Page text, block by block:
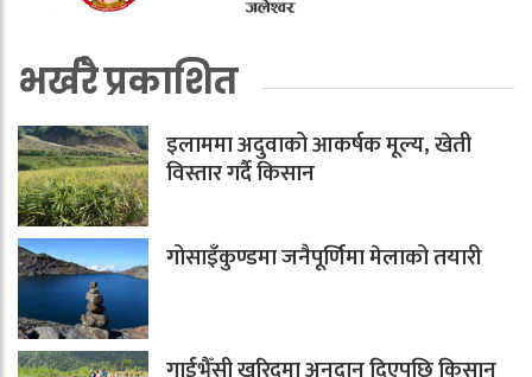
भर्खरै प्रकाशित
इलाममा अदुवाको आकर्षक मूल्य, खेती
विस्तार गर्दै किसान
गोसाइँकुण्डमा जनैपूर्णिमा मेलाको तयारी